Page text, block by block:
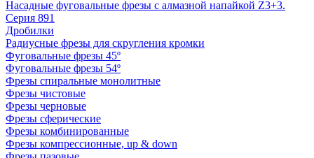
Насадные фуговальные фрезы с алмазной напайкой Z3+3.
Серия 891
Дробилки
Радиусные фрезы для скругления кромки
Фуговальные фрезы 45º
Фуговальные фрезы 54º
Фрезы спиральные монолитные
Фрезы чистовые
Фрезы черновые
Фрезы сферические
Фрезы комбинированные
Фрезы компрессионные, up & down